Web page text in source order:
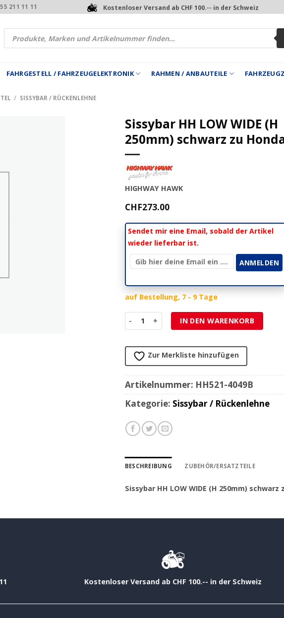
211 11 11 Kostenloser Versand ab CHF 100.-- in der Schweiz
Products
search
FAHRGESTELL / FAHRZEUGELEKTRONIK RAHMEN / ANBAUTEILE
/ SISSYBAR / RÜCKENLEHNE
Sissybar HH LOW WIDE (H
250mm) schwarz zu
HIGHWAY HAWK
CHF273.00
Sendet mir eine Email, sobald der Artikel
wieder lieferbar ist.
auf Bestellung, 7 - 9 Tage
Sissybar HH LOW WIDE (H 250mm) schwarz zu
IN DEN WARENKORB
Zur Merkliste hinzufügen
Artikelnummer: HH521-4049B
Kategorie: Sissybar / Rückenlehne
BESCHREIBUNG ZUBEHÖR/ERSATZTEILE
Sissybar HH LOW WIDE (H 250mm) schwarz
Kostenloser Versand ab CHF 100.-- in der Schweiz